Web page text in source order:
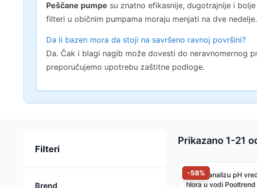
Peščane pumpe su znatno efikasnije, dugotrajnije i
filteri u običnim pumpama moraju menjati na dve nedelje.
Da li bazen mora da stoji na savršeno ravnoj površini?
Da. Čak i blagi nagib može dovesti do neravnomernog
preporučujemo upotrebu zaštitne podloge.
Filteri
Brend
Prikazano 1-21
Sortiranje proizvoda
-58%
Set za analizu pH
hlora u vodi Pooltrend